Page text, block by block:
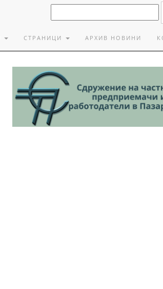
СТРАНИЦИ АРХИВ НОВИНИ